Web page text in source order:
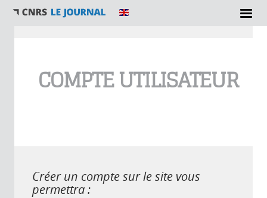
COMPTE UTILISATEUR
Créer un compte sur le site vous
permettra :